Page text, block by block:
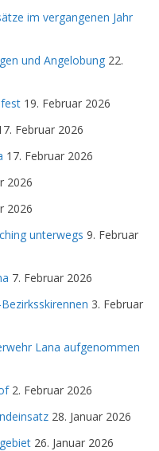
im vergangenen Jahr
und Angelobung 22.
19. Februar 2026
Februar 2026
17. Februar 2026
2026
2026
unterwegs 9. Februar
7. Februar 2026
3. Februar
Lana aufgenommen
2. Februar 2026
28. Januar 2026
26. Januar 2026